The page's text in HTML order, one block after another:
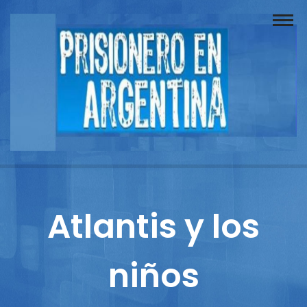
Buscador
Documentos
ReportajesAtlantis y los
niños